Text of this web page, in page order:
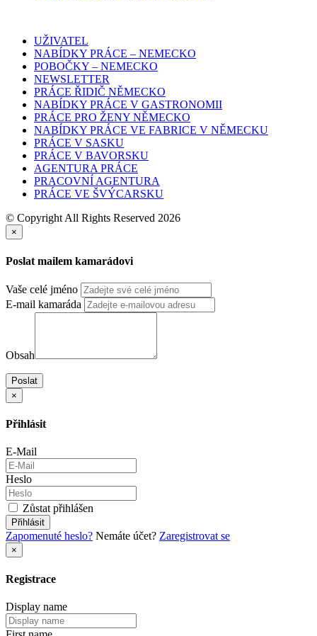
UŽIVATEL
NABÍDKY PRÁCE – NEMECKO
POBOČKY – NEMECKO
NEWSLETTER
PRÁCE ŘIDIČ NĚMECKO
NABÍDKY PRÁCE V GASTRONOMII
PRÁCE PRO ŽENY NĚMECKO
NABÍDKY PRÁCE VE FABRICE V NĚMECKU
PRÁCE V SASKU
PRÁCE V BAVORSKU
AGENTURA PRÁCE
PRACOVNÍ AGENTURA
PRÁCE VE ŠVÝCARSKU
© Copyright All Rights Reserved 2026
×
Poslat mailem kamarádovi
Vaše celé jméno
E-mail kamaráda
Obsah
Poslat
×
Přihlásit
E-Mail
Heslo
Zůstat přihlášen
Přihlásit
Zapomenuté heslo? Nemáte účet? Zaregistrovat se
×
Registrace
Display name